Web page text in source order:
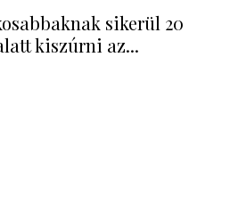
sikerül 20
kiszúrni az...